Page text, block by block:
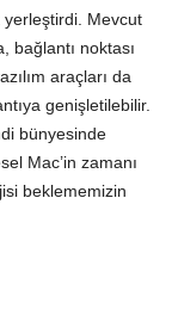
Mevcut
bağlantı noktası
araçları da
genişletilebilir.
bünyesinde
Mac’in zamanı
beklememizin